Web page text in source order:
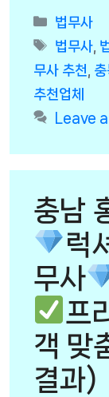
법무사
Tags
법무사
무사 추천
추천업체
Leave
충남
럭
무사
프
객 맞
결과)